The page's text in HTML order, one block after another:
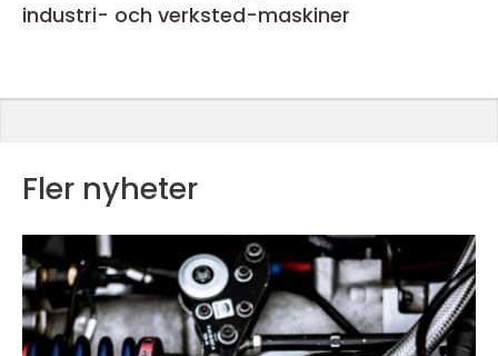
industri- och verksted-maskiner
Fler nyheter